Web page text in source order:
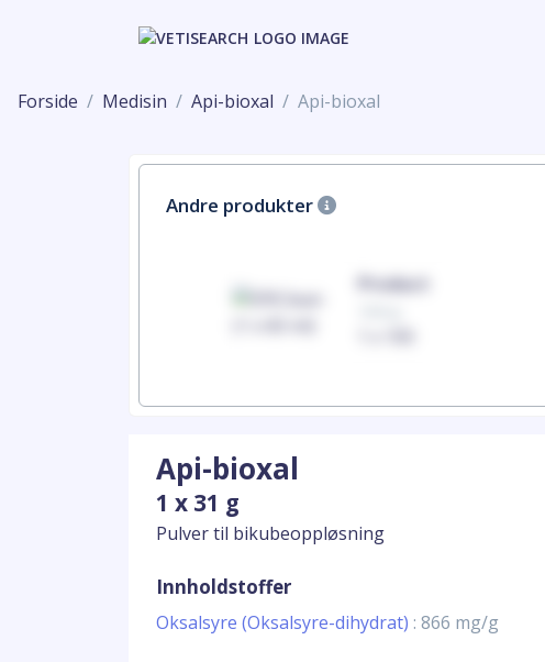
Forside Medisin Api-bioxal Api-bioxal
Andre produkter
Product
Api-bioxal
1 x 31 g
Pulver til bikubeoppløsning
Innholdstoffer
Oksalsyre (Oksalsyre-dihydrat) : 866 mg/g